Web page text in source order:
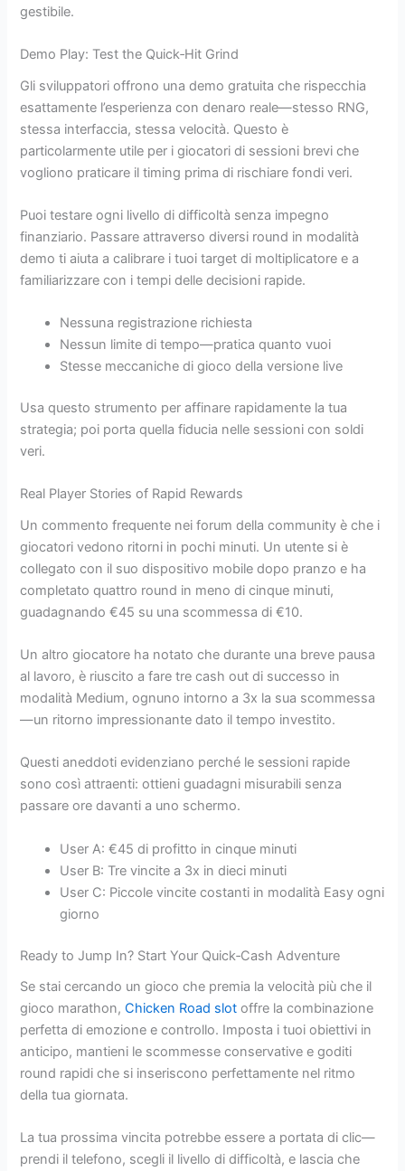
gestibile.
Demo Play: Test the Quick‑Hit Grind
Gli sviluppatori offrono una demo gratuita che rispecchia
esattamente l’esperienza con denaro reale—stesso RNG,
stessa interfaccia, stessa velocità. Questo è
particolarmente utile per i giocatori di sessioni brevi che
vogliono praticare il timing prima di rischiare fondi veri.
Puoi testare ogni livello di difficoltà senza impegno
finanziario. Passare attraverso diversi round in modalità
demo ti aiuta a calibrare i tuoi target di moltiplicatore e a
familiarizzare con i tempi delle decisioni rapide.
Nessuna registrazione richiesta
Nessun limite di tempo—pratica quanto vuoi
Stesse meccaniche di gioco della versione live
Usa questo strumento per affinare rapidamente la tua
strategia; poi porta quella fiducia nelle sessioni con soldi
veri.
Real Player Stories of Rapid Rewards
Un commento frequente nei forum della community è che i
giocatori vedono ritorni in pochi minuti. Un utente si è
collegato con il suo dispositivo mobile dopo pranzo e ha
completato quattro round in meno di cinque minuti,
guadagnando €45 su una scommessa di €10.
Un altro giocatore ha notato che durante una breve pausa
al lavoro, è riuscito a fare tre cash out di successo in
modalità Medium, ognuno intorno a 3x la sua scommessa
—un ritorno impressionante dato il tempo investito.
Questi aneddoti evidenziano perché le sessioni rapide
sono così attraenti: ottieni guadagni misurabili senza
passare ore davanti a uno schermo.
User A: €45 di profitto in cinque minuti
User B: Tre vincite a 3x in dieci minuti
User C: Piccole vincite costanti in modalità Easy ogni
giorno
Ready to Jump In? Start Your Quick‑Cash Adventure
Se stai cercando un gioco che premia la velocità più che il
gioco marathon,Chicken Road slot offre la combinazione
perfetta di emozione e controllo. Imposta i tuoi obiettivi in
anticipo, mantieni le scommesse conservative e goditi
round rapidi che si inseriscono perfettamente nel ritmo
della tua giornata.
La tua prossima vincita potrebbe essere a portata di clic—
prendi il telefono, scegli il livello di difficoltà, e lascia che